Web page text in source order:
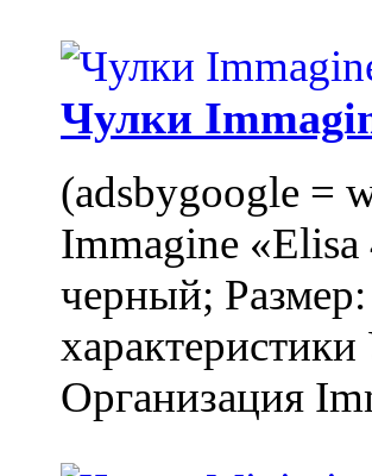
Чулки
(adsbygoogle =
Immagine
черный;
Организация